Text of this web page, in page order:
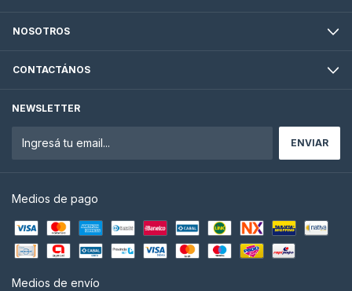
NOSOTROS
CONTACTÁNOS
NEWSLETTER
Medios de pago
Medios de envío